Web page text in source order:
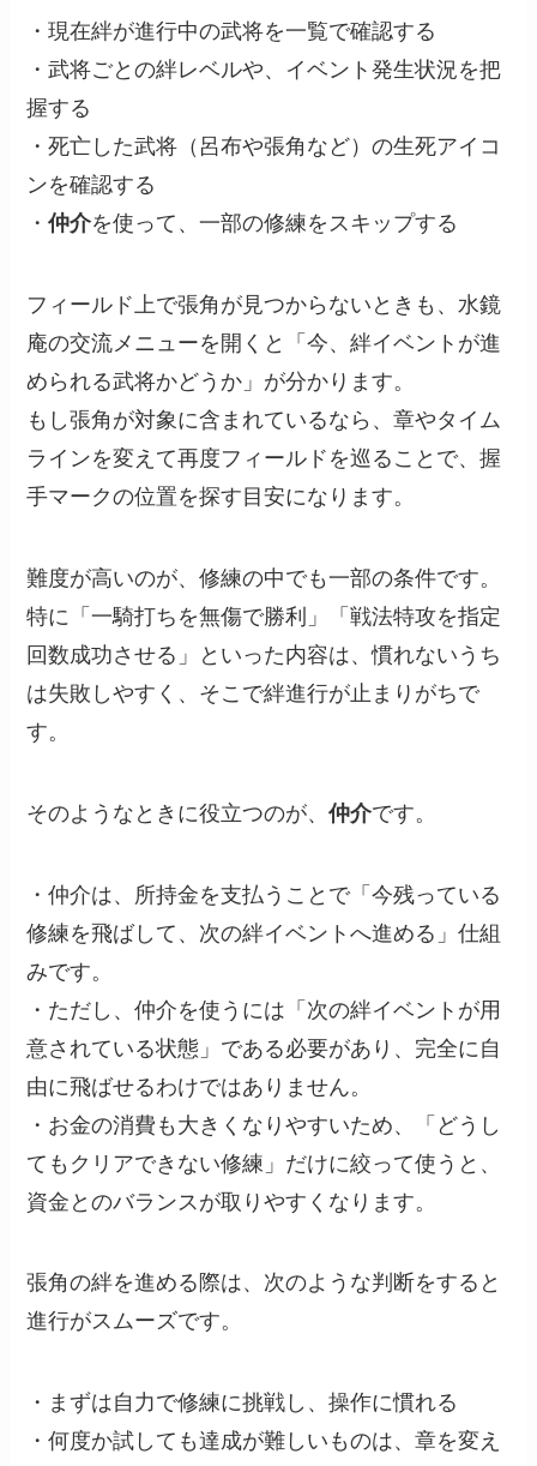
・現在絆が進行中の武将を一覧で確認する
・武将ごとの絆レベルや、イベント発生状況を把
握する
・死亡した武将（呂布や張角など）の生死アイコ
ンを確認する
・仲介を使って、一部の修練をスキップする
フィールド上で張角が見つからないときも、水鏡
庵の交流メニューを開くと「今、絆イベントが進
められる武将かどうか」が分かります。
もし張角が対象に含まれているなら、章やタイム
ラインを変えて再度フィールドを巡ることで、握
手マークの位置を探す目安になります。
難度が高いのが、修練の中でも一部の条件です。
特に「一騎打ちを無傷で勝利」「戦法特攻を指定
回数成功させる」といった内容は、慣れないうち
は失敗しやすく、そこで絆進行が止まりがちで
す。
そのようなときに役立つのが、仲介です。
・仲介は、所持金を支払うことで「今残っている
修練を飛ばして、次の絆イベントへ進める」仕組
みです。
・ただし、仲介を使うには「次の絆イベントが用
意されている状態」である必要があり、完全に自
由に飛ばせるわけではありません。
・お金の消費も大きくなりやすいため、「どうし
てもクリアできない修練」だけに絞って使うと、
資金とのバランスが取りやすくなります。
張角の絆を進める際は、次のような判断をすると
進行がスムーズです。
・まずは自力で修練に挑戦し、操作に慣れる
・何度か試しても達成が難しいものは、章を変え